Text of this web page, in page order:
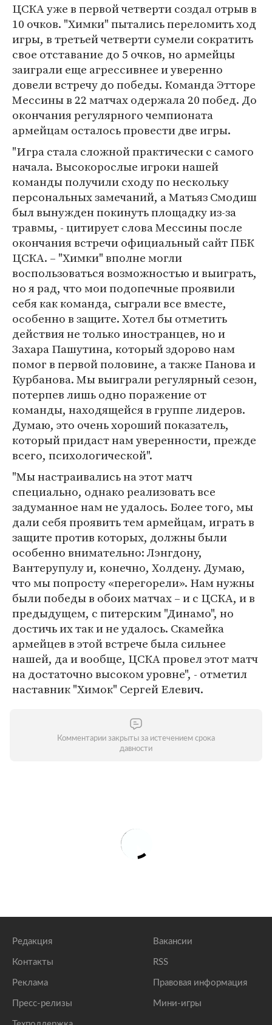
ЦСКА уже в первой четверти создал отрыв в
10 очков. "Химки" пытались переломить ход
игры, в третьей четверти сумели сократить
свое отставание до 5 очков, но армейцы
заиграли еще агрессивнее и уверенно
довели встречу до победы. Команда Этторе
Мессины в 22 матчах одержала 20 побед. До
окончания регулярного чемпионата
армейцам осталось провести две игры.
"Игра стала сложной практически с самого
начала. Высокорослые игроки нашей
команды получили сходу по нескольку
персональных замечаний, а Матьяз Смодиш
был вынужден покинуть площадку из-за
травмы, - цитирует слова Мессины после
окончания встречи официальный сайт ПБК
ЦСКА. – "Химки" вполне могли
воспользоваться возможностью и выиграть,
но я рад, что мои подопечные проявили
себя как команда, сыграли все вместе,
особенно в защите. Хотел бы отметить
действия не только иностранцев, но и
Захара Пашутина, который здорово нам
помог в первой половине, а также Панова и
Курбанова. Мы выиграли регулярный сезон,
потерпев лишь одно поражение от
команды, находящейся в группе лидеров.
Думаю, это очень хороший показатель,
который придаст нам уверенности, прежде
всего, психологической".
"Мы настраивались на этот матч
специально, однако реализовать все
задуманное нам не удалось. Более того, мы
дали себя проявить тем армейцам, играть в
защите против которых, должны были
особенно внимательно: Лэнгдону,
Вантерупулу и, конечно, Холдену. Думаю,
что мы попросту «перегорели». Нам нужны
были победы в обоих матчах – и с ЦСКА, и в
предыдущем, с питерским "Динамо", но
достичь их так и не удалось. Скамейка
армейцев в этой встрече была сильнее
нашей, да и вообще, ЦСКА провел этот матч
на достаточно высоком уровне", - отметил
наставник "Химок" Сергей Елевич.
Комментарии закрыты за истечением срока
давности
Редакция
Контакты
Реклама
Пресс-релизы
Вакансии
RSS
Правовая информация
Мини-игры